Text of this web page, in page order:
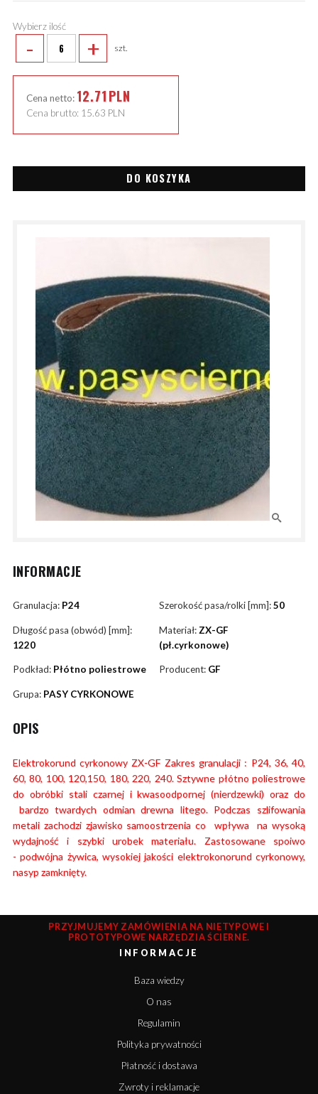
Wybierz ilość
- + szt.
Cena netto: 12.71PLN
Cena brutto: 15.63 PLN
DO KOSZYKA
INFORMACJE
Granulacja: P24 Szerokość pasa/rolki [mm]:50
Długość pasa (obwód) [mm]:
1220
Materiał: ZX-GF
(pł.cyrkonowe)
Podkład: Płótno poliestrowe Producent: GF
Grupa: PASY CYRKONOWE
OPIS
Elektrokorund cyrkonowy ZX-GF Zakres granulacji : P24, 36, 40,
60, 80, 100, 120,150, 180, 220, 240. Sztywne płótno poliestrowe
do obróbki stali czarnej i kwasoodpornej (nierdzewki) oraz do
bardzo twardych odmian drewna litego. Podczas szlifowania
metali zachodzi zjawisko samoostrzenia co wpływa na wysoką
wydajność i szybki urobek materiału. Zastosowane spoiwo
- podwójna żywica, wysokiej jakości elektrokonorund cyrkonowy,
nasyp zamknięty.
PRZYJMUJEMY ZAMÓWIENIA NA NIETYPOWE I
PROTOTYPOWE NARZĘDZIA ŚCIERNE.
INFORMACJE
Baza wiedzy
O nas
Regulamin
Polityka prywatności
Płatność i dostawa
Zwroty i reklamacje